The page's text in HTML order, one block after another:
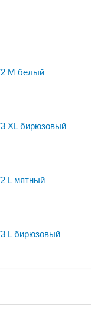
M белый
XL бирюзовый
L мятный
L бирюзовый